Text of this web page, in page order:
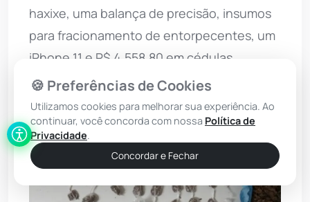
haxixe, uma balança de precisão, insumos
para fracionamento de entorpecentes, um
iPhone 11 e R$ 4.558,80 em cédulas.
🍪 Preferências de Cookies
Utilizamos cookies para melhorar sua experiência. Ao
continuar, você concorda com nossa Política de
Privacidade.
Concordar e Fechar